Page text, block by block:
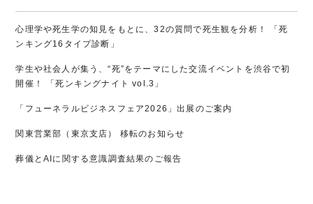
心理学や死生学の知見をもとに、32の質問で死生観を分析！ 「死
ンキング16タイプ診断」
学生や社会人が集う、“死”をテーマにした交流イベントを渋谷で初
開催！ 「死ンキングナイト vol.3」
「フューネラルビジネスフェア2026」出展のご案内
関東営業部（東京支店） 移転のお知らせ
葬儀とAIに関する意識調査結果のご報告